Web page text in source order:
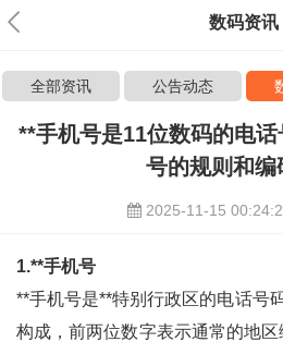
数码资讯
全部资讯 公告动态
**手机号是11位数码的电
号的规则和编
2025-11-15
1.**手机号
**手机号是**特别行政区的电话号
构成，前两位数字表示通常的地